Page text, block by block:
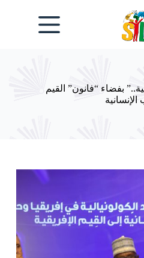
بفضاء “فانون” القيم
الإنسانية